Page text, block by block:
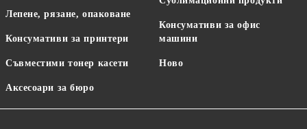
Лепене, рязане, опаковане
Консумативи за принтери
Съвместими тонер касети
Аксесоари за бюро
Консумативи за офис
машини
Ново